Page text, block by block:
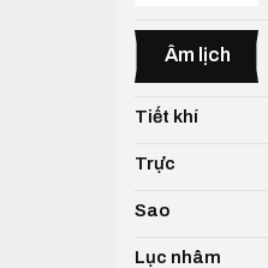
Âm lịch
Tiết khí
Trực
Sao
Lục nhâm